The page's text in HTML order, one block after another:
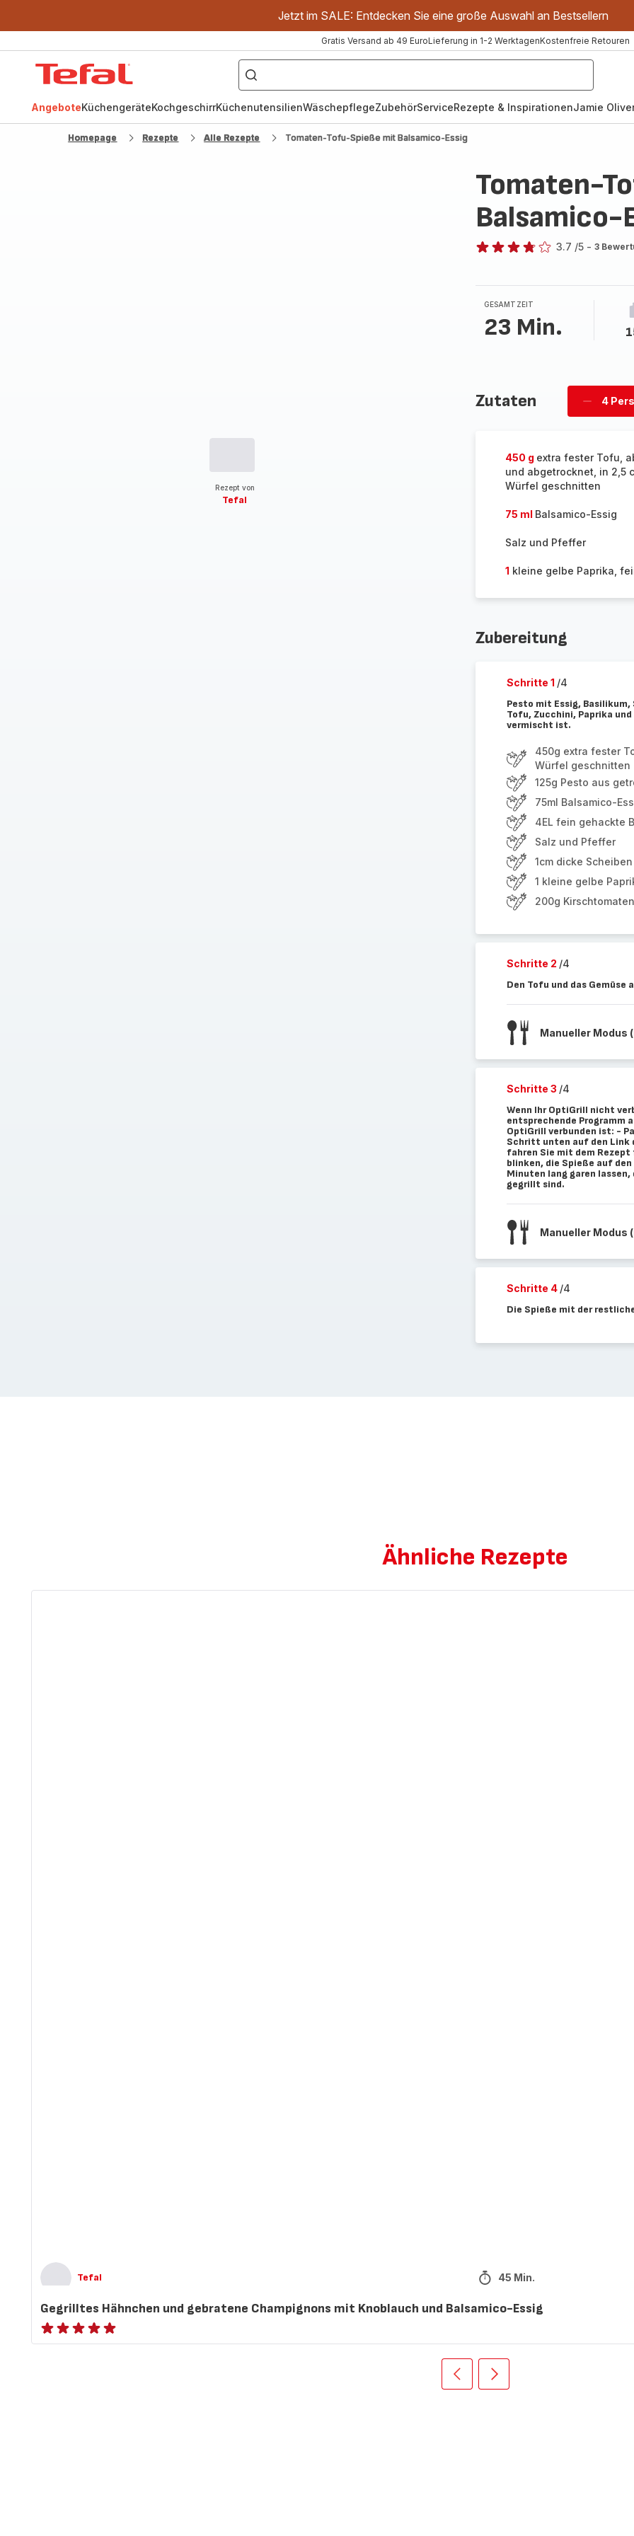
Jetzt im SALE: Entdecken Sie eine große Auswahl an Bestsellern
Gratis Versand ab 49 EuroLieferung in 1-2 WerktagenKostenfreie Retouren
["OptiGrill","Easy
Fry","Pfanne"]
AngeboteKüchengeräteKochgeschirrKüchenutensilienWäschepflegeZubehörServiceRezepte & InspirationenJamie
Homepage Rezepte Alle Rezepte Tomaten-Tofu-Spieße mit Balsamico-Essig
Rezept von
Tefal
Tomaten-
Balsamico-
3.7 /5 - 3
GESAMTZEIT
23 Min.
Zutaten
Personen
4
450 g extra fester Tofu,
und abgetrocknet, in 2,5
Würfel geschnitten
75 ml Balsamico-Essig
Salz und Pfeffer
1 kleine gelbe Paprika,
Zubereitung
Schritte 1 /4
Pesto mit Essig,
Tofu, Zucchini, Paprika
vermischt ist.
450g extra fester
Würfel geschnitten
125g Pesto aus
75ml Balsamico-
4EL fein gehackte
Salz und Pfeffer
1cm dicke
1 kleine gelbe
200g Kirschtomaten
Schritte 2 /4
Den Tofu und das
Manueller Modus
Schritte 3 /4
Wenn Ihr OptiGrill nicht
entsprechende Programm
OptiGrill verbunden ist: -
Schritt unten auf den Link
fahren Sie mit dem
blinken, die Spieße auf
Minuten lang garen
gegrillt sind.
Manueller Modus
Schritte 4 /4
Die Spieße mit der
Ähnliche Rezepte
Tefal 45 Min.
Gegrilltes Hähnchen und gebratene Champignons mit Knoblauch und Balsamico-Essig
ratings.NaN
Vorherige
Recipe
Weiter
Recipe